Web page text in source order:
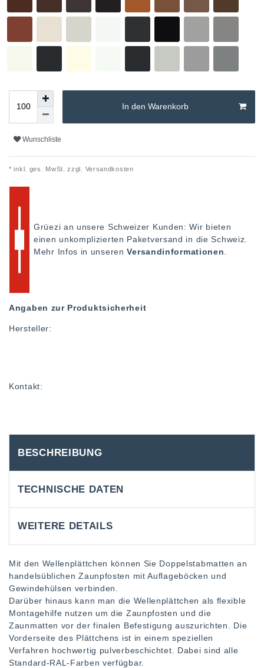
In den Warenkorb
Wunschliste
* inkl. ges. MwSt. zzgl. Versandkosten
Grüezi an unsere Schweizer Kunden: Wir bieten
einen unkomplizierten Paketversand in die Schweiz.
Mehr Infos in unserenVersandinformationen
Angaben zur Produktsicherheit
Hersteller:
Kontakt:
BESCHREIBUNG
TECHNISCHE DATEN
WEITERE DETAILS
Mit den Wellenplättchen können Sie Doppelstabmatten an
handelsüblichen Zaunpfosten mit Auflageböcken und
Gewindehülsen verbinden.
Darüber hinaus kann man die Wellenplättchen als flexible
Montagehilfe nutzen um die Zaunpfosten und die
Zaunmatten vor der finalen Befestigung auszurichten. Die
Vorderseite des Plättchens ist in einem speziellen
Verfahren hochwertig pulverbeschichtet. Dabei sind alle
Standard-RAL-Farben verfügbar.